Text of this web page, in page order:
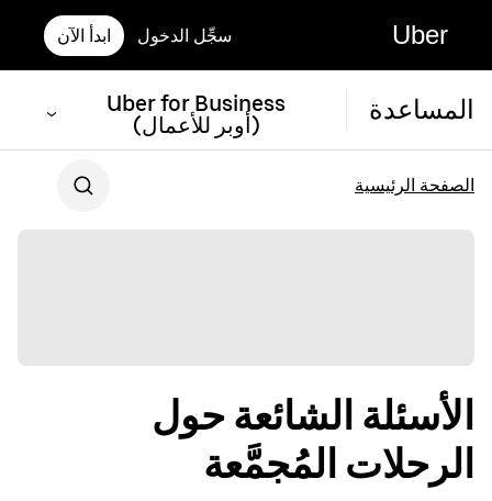
Uber سجِّل الدخول ابدأ الآن
المساعدة
Uber for Business
(أوبر للأعمال)
الصفحة الرئيسية
الأسئلة الشائعة حول
الرحلات المُجمَّعة